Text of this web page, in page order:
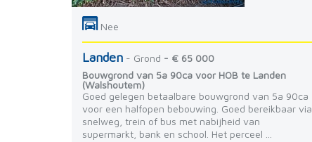
Nee
Landen - Grond - € 65 000
Bouwgrond van 5a 90ca voor HOB te Landen
(Walshoutem)
Goed gelegen betaalbare bouwgrond van 5a 90ca
voor een halfopen bebouwing. Goed bereikbaar via
snelweg, trein of bus met nabijheid van
supermarkt, bank en school. Het perceel ...